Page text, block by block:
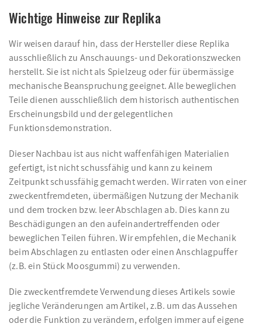
Wichtige Hinweise zur Replika
Wir weisen darauf hin, dass der Hersteller diese Replika
ausschließlich zu Anschauungs- und Dekorationszwecken
herstellt. Sie ist nicht als Spielzeug oder für übermässige
mechanische Beanspruchung geeignet. Alle beweglichen
Teile dienen ausschließlich dem historisch authentischen
Erscheinungsbild und der gelegentlichen
Funktionsdemonstration.
Dieser Nachbau ist aus nicht waffenfähigen Materialien
gefertigt, ist nicht schussfähig und kann zu keinem
Zeitpunkt schussfähig gemacht werden. Wir raten von einer
zweckentfremdeten, übermäßigen Nutzung der Mechanik
und dem trocken bzw. leer Abschlagen ab. Dies kann zu
Beschädigungen an den aufeinandertreffenden oder
beweglichen Teilen führen. Wir empfehlen, die Mechanik
beim Abschlagen zu entlasten oder einen Anschlagpuffer
(z.B. ein Stück Moosgummi) zu verwenden.
Die zweckentfremdete Verwendung dieses Artikels sowie
jegliche Veränderungen am Artikel, z.B. um das Aussehen
oder die Funktion zu verändern, erfolgen immer auf eigene